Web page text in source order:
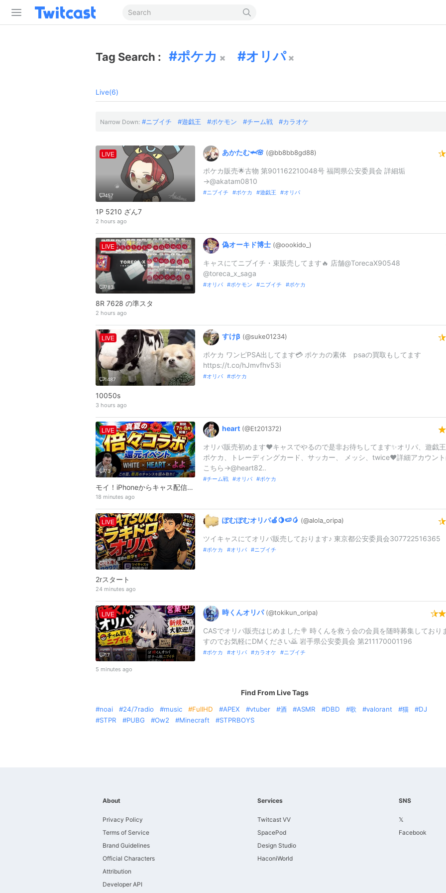
Tag Search : ポケカ オリパ
Live(6)
Narrow Down: ニブイチ 遊戯王 ポケモン チーム戦 カラオケ
LIVE
457
1P 5210 ざん7
2 hours ago
あかたむ🦈🌸 (@bb8bb8gd88)
ポケカ販売🌟古物 第901162210048号 福岡県公安委員会 詳細垢
→@akatam0810
ニブイチ ポケカ 遊戯王 オリパ
LIVE
783
8R 7628 の準スタ
2 hours ago
偽オーキド博士 (@oookido_ )
キャスにてニブイチ・束販売してます🔥 店舗@TorecaX90548
@toreca_x_saga
オリパ ポケモン ニブイチ ポケカ
LIVE
1487
10050s
3 hours ago
すけβ (@suke01234)
ポケカ ワンピPSA出してます💳 ポケカの素体 psaの買取もしてます
https://t.co/hJmvfhv53i
オリパ ポケカ
LIVE
73
モイ！iPhoneからキャス配信中 -
18 minutes ago
heart (@Et201372)
オリパ販売初めます❤️キャスでやるので是非お待ちしてます✨オリパ、遊戯王
ポケカ、トレーディングカード、サッカー、 メッシ、twice❤️詳細アカウン
こちら→@heart82..
チーム戦 オリパ ポケカ
LIVE
87
2rスタート
24 minutes ago
ぽむぽむオリパ🍏🍋🍉🥭 (@alola_ oripa)
ツイキャスにてオリパ販売しております♪ 東京都公安委員会307722516365
ポケカ オリパ ニブイチ
LIVE
17
5 minutes ago
時くんオリパ (@tokikun_ oripa)
CASでオリパ販売はじめました🍭 時くんを救う会の会員を随時募集しており
すのでお気軽にDMください🙇 岩手県公安委員会 第211170001196
ポケカ オリパ カラオケ ニブイチ
Find From Live Tags
noai 24/7radio music FullHD APEX vtuber 酒 ASMR DBD 歌 valorant 猫
DJ
STPR
PUBG Ow2 Minecraft STPRBOYS
About
Privacy Policy
Terms of Service
Brand Guidelines
Official Characters
Attribution
Developer API
Services
Twitcast VV
SpacePod
Design Studio
HaconiWorld
SNS
𝕏
Facebook